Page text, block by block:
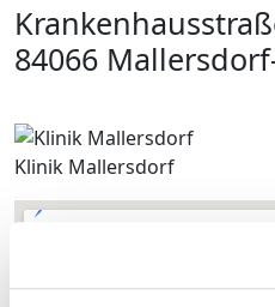
84066
Klinik Mallersdorf